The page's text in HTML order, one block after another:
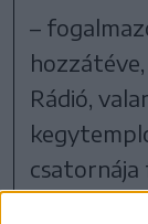
–
Rádió,
csatornája